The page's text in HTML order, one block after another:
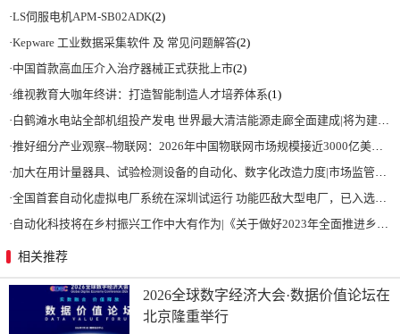
·LS伺服电机APM-SB02ADK(2)
·Kepware 工业数据采集软件 及 常见问题解答(2)
·中国首款高血压介入治疗器械正式获批上市(2)
·维视教育大咖年终讲：打造智能制造人才培养体系(1)
·白鹤滩水电站全部机组投产发电 世界最大清洁能源走廊全面建成|将为建设新型能源体系、保障国家能源安全、实现“双碳”目标提供有力支撑
·推好细分产业观察--物联网：2026年中国物联网市场规模接近3000亿美元 智慧工厂、智慧城市、智慧电网等将占60%以上
·加大在用计量器具、试验检测设备的自动化、数字化改造力度|市场监管总局 工业和信息化部 关于促进企业计量能力提升的指导意见
·全国首套自动化虚拟电厂系统在深圳试运行 功能匹敌大型电厂，已入选国际典型案例
· 自动化科技将在乡村振兴工作中大有作为|《关于做好2023年全面推进乡村振兴重点工作的意见》发布
相关推荐
2026全球数字经济大会·数据价值论坛在
北京隆重举行